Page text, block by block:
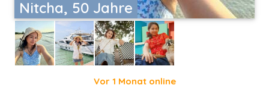
Nitcha, 50 Jahre
Vor 1 Monat online